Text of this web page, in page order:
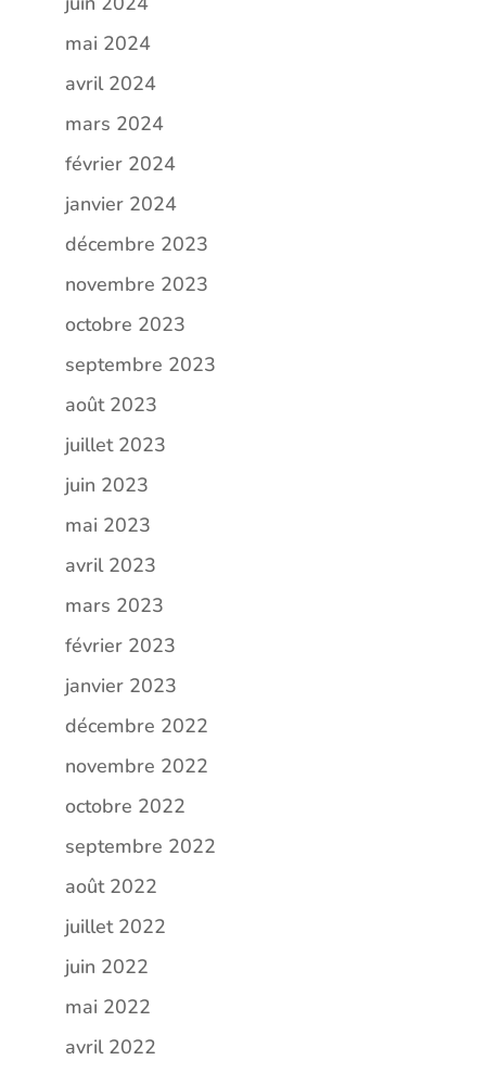
mai 2024
avril 2024
mars 2024
février 2024
janvier 2024
décembre 2023
novembre 2023
octobre 2023
septembre 2023
août 2023
juillet 2023
juin 2023
mai 2023
avril 2023
mars 2023
février 2023
janvier 2023
décembre 2022
novembre 2022
octobre 2022
septembre 2022
août 2022
juillet 2022
juin 2022
mai 2022
avril 2022